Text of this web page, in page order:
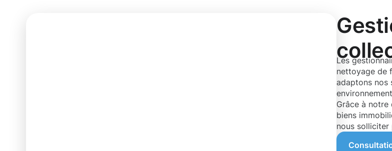
Les
nettoyage de
adaptons nos
Grâce à notre
biens
nous solliciter